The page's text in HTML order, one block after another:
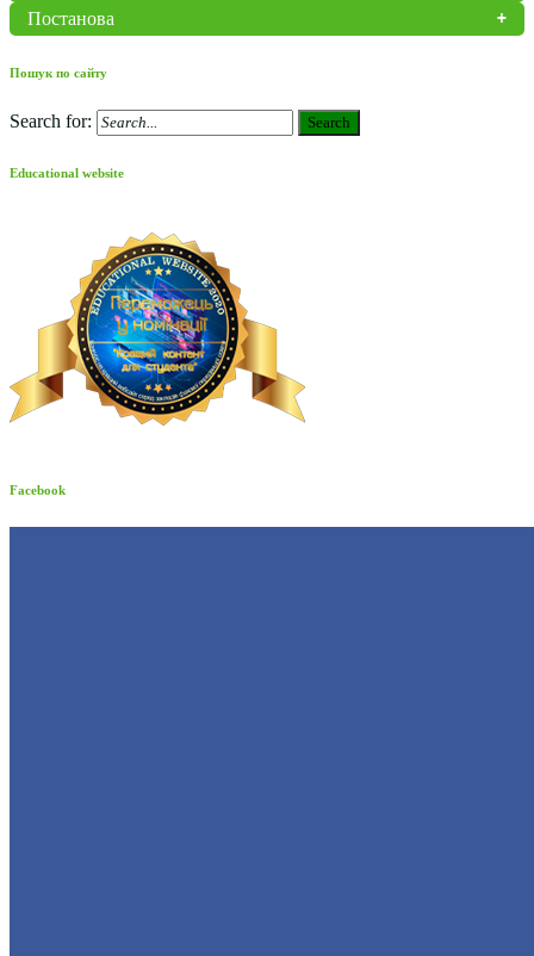
Постанова
Пошук по сайту
Search for: Search
Educational website
Facebook